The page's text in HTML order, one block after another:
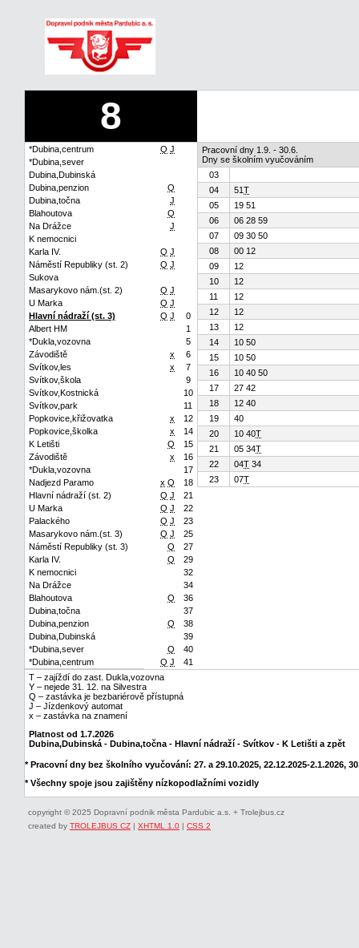
8
*Dubina,centrum Q J
*Dubina,sever
Dubina,Dubinská
Dubina,penzion
Q
Dubina,točna
J
Blahoutova
Q
Na Drážce
J
K nemocnici
Karla IV.
Q J
Náměstí Republiky (st. 2)
Q J
Sukova
Masarykovo nám.(st. 2)
Q J
U Marka
Q J
Hlavní nádraží (st. 3)
Q J
0
Albert HM
1
*Dukla,vozovna
5
Závodiště
x
6
Svítkov,les
x
7
Svítkov,škola
9
Svítkov,Kostnická
10
Svítkov,park
11
Popkovice,křižovatka
x
12
Popkovice,školka
x
14
K Letišti
Q
15
Závodiště
x
16
*Dukla,vozovna
17
Nadjezd Paramo
x Q
18
Hlavní nádraží (st. 2)
Q J
21
U Marka
Q J
22
Palackého
Q J
23
Masarykovo nám.(st. 3)
Q J
25
Náměstí Republiky (st. 3)
Q
27
Karla IV.
Q
29
K nemocnici
32
Na Drážce
34
Blahoutova
Q
36
Dubina,točna
37
Dubina,penzion
Q
38
Dubina,Dubinská
39
*Dubina,sever
Q
40
*Dubina,centrum
Q J 41
Pracovní dny 1.9. - 30.6.
Dny se školním vyučováním
03
04
51T
05
19 51
06
06 28 59
07
09 30 50
08
00 12
09
12
10
12
11
12
12
12
13
12
14
10 50
15
10 50
16
10 40 50
17
27 42
18
12 40
19
40
20
10 40T
21
05 34T
22
04T 34
23
07T
T – zajíždí do zast. Dukla,vozovna
Y – nejede 31. 12. na Silvestra
Q – zastávka je bezbariérově přístupná
J – Jízdenkový automat
x – zastávka na znamení
Platnost od 1.7.2026
Dubina,Dubinská - Dubina,točna - Hlavní nádraží - Svítkov - K Letišti a zpět
* Pracovní dny bez školního vyučování: 27. a 29.10.2025, 22.12.2025-2.1.2026,
* Všechny spoje jsou zajištěny nízkopodlažními vozidly
copyright © 2025 Dopravní podnik města Pardubic a.s. + Trolejbus.cz
created by TROLEJBUS CZ | XHTML 1.0 | CSS 2